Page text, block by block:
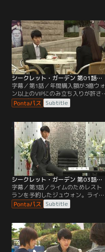
シークレット・ガーデン 第01話／字幕
字幕／第1話／年間購入額が3億ウォ
ン以上のVIPにのみ立ち入りが許さ
れるデパートのラウンジに場違いな
いでたちのライムが現れる。そんな
書を確認するよう職員に詰め寄る
が…。
Subtitle
シークレット・ガーデン 第03話／字幕
字幕／第3話／ライムのためレスト
ランを予約したジュウォン。ライム
の前で懸命に格好をつけてみるもの
の、ライムは興味を示さない。それ
二度と来ないでほしいと言い捨て
る。
Subtitle